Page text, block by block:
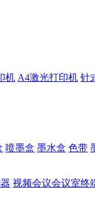
机 A4激光打印机 针
喷墨盒 墨水盒 色带
视频会议会议室终